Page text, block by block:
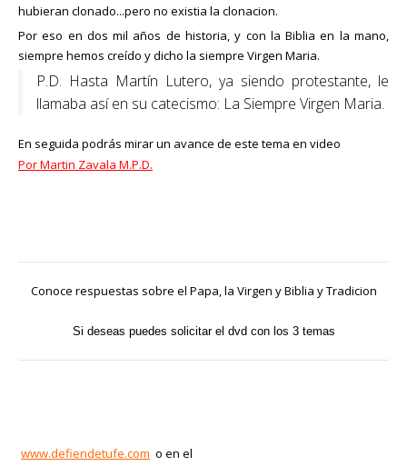
hubieran clonado...pero no existia la clonacion.
Por eso en dos mil años de historia, y con la Biblia en la mano,
siempre hemos creído y dicho la siempre Virgen Maria.
P.D. Hasta Martín Lutero, ya siendo protestante, le
llamaba así en su catecismo: La Siempre Virgen Maria.
En seguida podrás mirar un avance de este tema en video
PorMartin Zavala M.P.D.
Conoce respuestas sobre el Papa, la Virgen y Biblia y Tradicion
Si deseas puedes solicitar el dvd con los 3 temas
www.defiendetufe.com o en el